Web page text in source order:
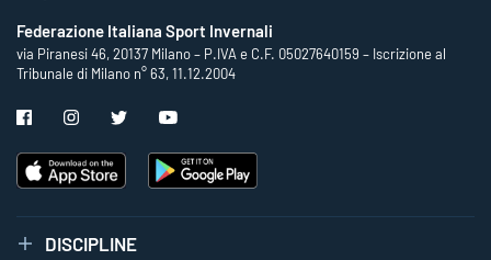
Federazione Italiana Sport Invernali
via Piranesi 46, 20137 Milano – P.IVA e C.F. 05027640159 – Iscrizione al
Tribunale di Milano n° 63, 11.12.2004
DISCIPLINE